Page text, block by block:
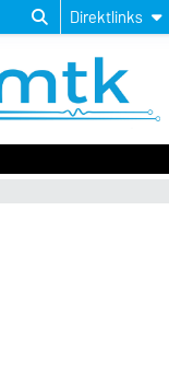
Direktlinks